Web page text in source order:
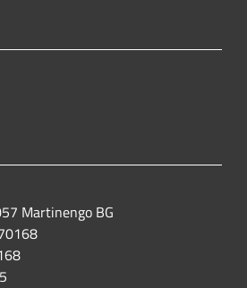
Martinengo BG